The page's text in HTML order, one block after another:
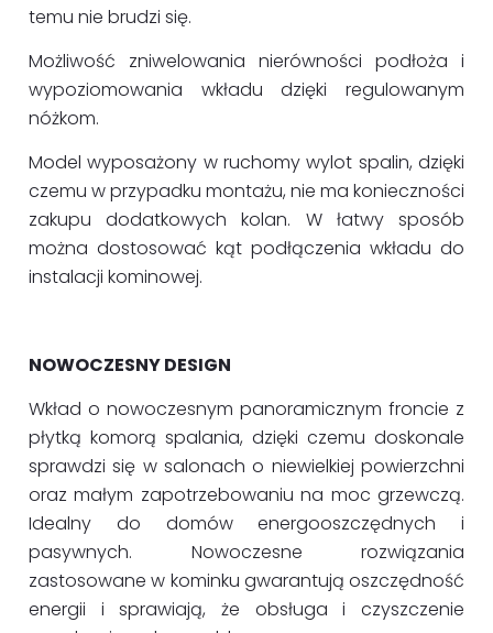
temu nie brudzi się.
Możliwość zniwelowania nierówności podłoża i
wypoziomowania wkładu dzięki regulowanym
nóżkom.
Model wyposażony w ruchomy wylot spalin, dzięki
czemu w przypadku montażu, nie ma konieczności
zakupu dodatkowych kolan. W łatwy sposób
można dostosować kąt podłączenia wkładu do
instalacji kominowej.
NOWOCZESNY DESIGN
Wkład o nowoczesnym panoramicznym froncie z
płytką komorą spalania, dzięki czemu doskonale
sprawdzi się w salonach o niewielkiej powierzchni
oraz małym zapotrzebowaniu na moc grzewczą.
Idealny do domów energooszczędnych i
pasywnych. Nowoczesne rozwiązania
zastosowane w kominku gwarantują oszczędność
energii i sprawiają, że obsługa i czyszczenie